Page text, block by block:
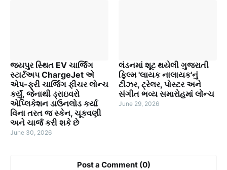
જયપુર સ્થિત EV ચાર્જિંગ
સ્ટાર્ટઅપ ChargeJet એ
એપ-ફ્રી ચાર્જિંગ ફીચર લોન્ચ
કર્યું, જેનાથી ડ્રાઇવરો
એપ્લિકેશન ડાઉનલોડ કર્યા
વિના તરત જ સ્કેન, ચૂકવણી
અને ચાર્જ કરી શકે છે
June 30, 2026
લંડનમાં શૂટ થયેલી ગુજરાતી
ફિલ્મ 'લાયક નાલાયક'નું
ટીઝર, ટ્રેલર, પોસ્ટર અને
સંગીત ભવ્ય સમારોહમાં લોન્ચ
June 29, 2026
Post a Comment (0)